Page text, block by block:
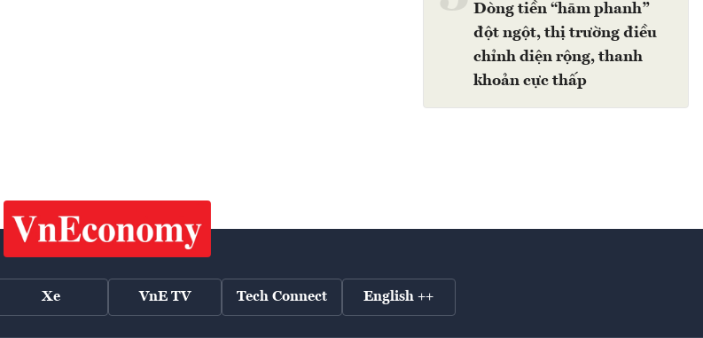
Dòng tiền “hãm phanh”
đột ngột, thị trường điều
chỉnh diện rộng, thanh
khoản cực thấp
Xe VnE TV Tech Connect English ++